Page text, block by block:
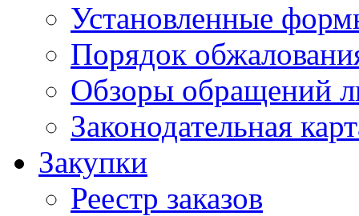
Установленные
Порядок
Обзоры обращений
Законодательная
Закупки
Реестр заказов